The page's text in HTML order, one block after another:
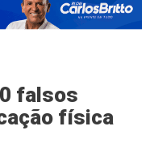
falsos
física